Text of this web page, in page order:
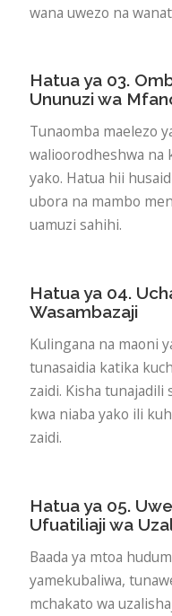
wana uwezo na
Hatua ya 03.
Ununuzi wa
Tunaomba maelezo
walioorodheshwa na
yako. Hatua hii
ubora na mambo
uamuzi sahihi.
Hatua ya 04.
Wasambazaji
Kulingana na maoni
tunasaidia katika
zaidi. Kisha
kwa niaba yako ili
zaidi.
Hatua ya 05.
Ufuatiliaji wa
Baada ya mtoa
yamekubaliwa,
mchakato wa